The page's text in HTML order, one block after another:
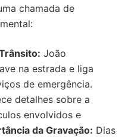
chamada de
João
na estrada e liga
de emergência.
detalhes sobre a
envolvidos e
da Gravação: Dias